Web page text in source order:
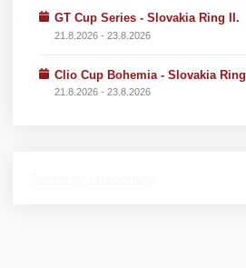
GT Cup Series - Slovakia Ring II.
21.8.2026 - 23.8.2026
Clio Cup Bohemia - Slovakia Ring
21.8.2026 - 23.8.2026